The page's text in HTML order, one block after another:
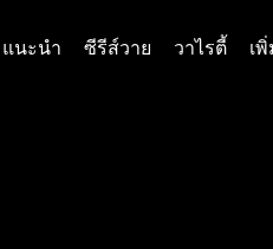
แนะนำ ซีรีส์วาย วาไรตี้ เ